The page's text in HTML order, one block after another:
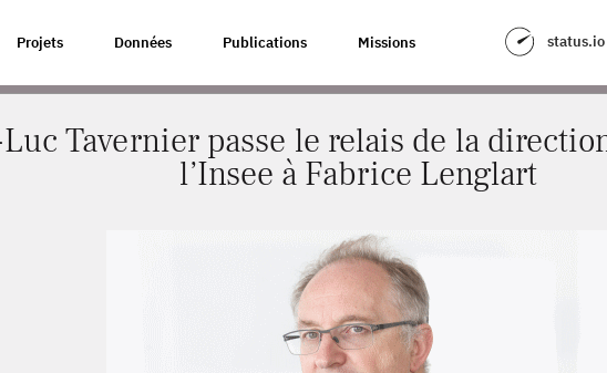
Projets Données Publications Missions status.io
PASSE LE RELAIS DE LA DIRECTION GÉNÉRALE DE L’INSEE À FABRICE LENGLART
Tavernier passe le relais de la
l’Insee à Fabrice Lenglart